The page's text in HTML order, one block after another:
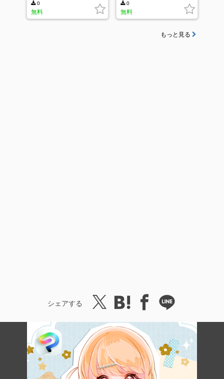
0
無料
0
無料
もっと見る
シェアする